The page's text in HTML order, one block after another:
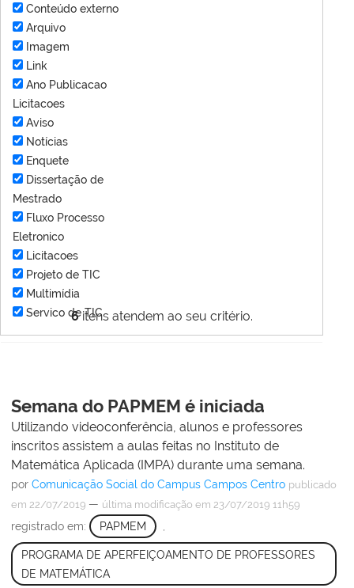
6itens atendem ao seu critério.
Conteúdo externo
Arquivo
Imagem
Link
Ano Publicacao
Licitacoes
Aviso
Notícias
Enquete
Dissertação de
Mestrado
Fluxo Processo
Eletronico
Licitacoes
Projeto de TIC
Multimídia
Servico de TIC
Semana do PAPMEM é iniciada
Utilizando videoconferência, alunos e professores
inscritos assistem a aulas feitas no Instituto de
Matemática Aplicada (IMPA) durante uma semana.
por Comunicação Social do Campus Campos Centro publicado
em 22/07/2019 — última modificação em 23/07/2019 11h59
registrado em: PAPMEM
PROGRAMA DE APERFEIÇOAMENTO DE PROFESSORES
DE MATEMÁTICA